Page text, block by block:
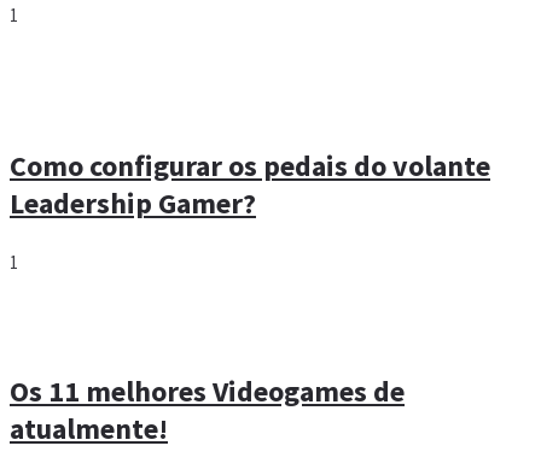
1
Como configurar os pedais do volante
Leadership Gamer?
1
Os 11 melhores Videogames de
atualmente!